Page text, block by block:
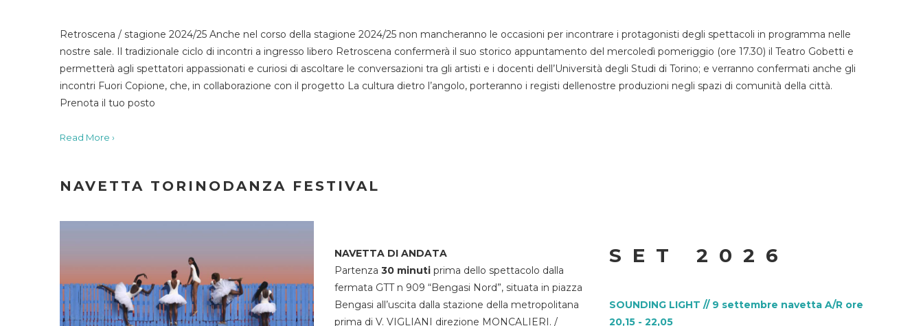
Retroscena / stagione 2024/25 Anche nel corso della stagione 2024/25 non mancheranno le occasioni per incontrare i protagonisti degli spettacoli in programma nelle
nostre sale. Il tradizionale ciclo di incontri a ingresso libero Retroscena confermerà il suo storico appuntamento del mercoledì pomeriggio (ore 17.30) il Teatro Gobetti e
permetterà agli spettatori appassionati e curiosi di ascoltare le conversazioni tra gli artisti e i docenti dell’Università degli Studi di Torino; e verranno confermati anche gli
incontri Fuori Copione, che, in collaborazione con il progetto La cultura dietro l’angolo, porteranno i registi dellenostre produzioni negli spazi di comunità della città.
Prenota il tuo posto
Read More ›
NAVETTA TORINODANZA FESTIVAL
NAVETTA DI ANDATA
Partenza 30 minuti prima dello spettacolo dalla
fermata GTT n 909 “Bengasi Nord”, situata in piazza
Bengasi all’uscita dalla stazione della metropolitana
prima di V. VIGLIANI direzione MONCALIERI. /
SET 2026
SOUNDING LIGHT // 9 settembre navetta A/R ore
20,15 - 22,05